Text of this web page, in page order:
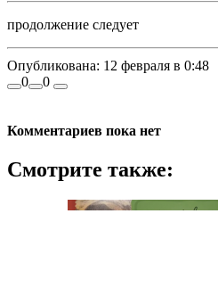
продолжение следует
Опубликована: 12 февраля в 0:48
0
0
Комментариев пока нет
Смотрите также: